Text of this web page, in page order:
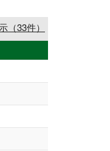
（33件）